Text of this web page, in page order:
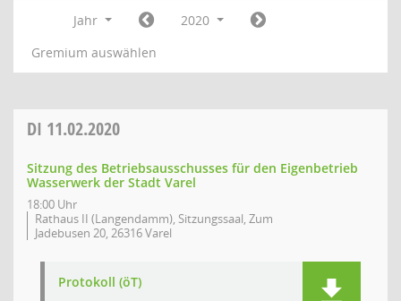
Jahr
2020
Gremium auswählen
DI 11.02.2020
Sitzung des Betriebsausschusses für den Eigenbetrieb
Wasserwerk der Stadt Varel
18:00 Uhr
Rathaus II (Langendamm), Sitzungssaal, Zum
Jadebusen 20, 26316 Varel
Protokoll (öT)